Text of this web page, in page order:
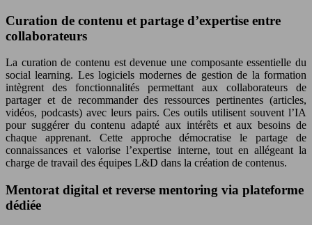
Curation de contenu et partage d’expertise entre
collaborateurs
La curation de contenu est devenue une composante essentielle du
social learning. Les logiciels modernes de gestion de la formation
intègrent des fonctionnalités permettant aux collaborateurs de
partager et de recommander des ressources pertinentes (articles,
vidéos, podcasts) avec leurs pairs. Ces outils utilisent souvent l’IA
pour suggérer du contenu adapté aux intérêts et aux besoins de
chaque apprenant. Cette approche démocratise le partage de
connaissances et valorise l’expertise interne, tout en allégeant la
charge de travail des équipes L&D dans la création de contenus.
Mentorat digital et reverse mentoring via plateforme
dédiée